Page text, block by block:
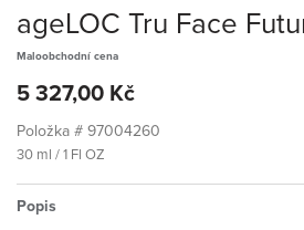
ageLOC Tru Face
Maloobchodní cena
5 327,00 Kč
Položka # 97004260
30 ml / 1 Fl OZ
Popis